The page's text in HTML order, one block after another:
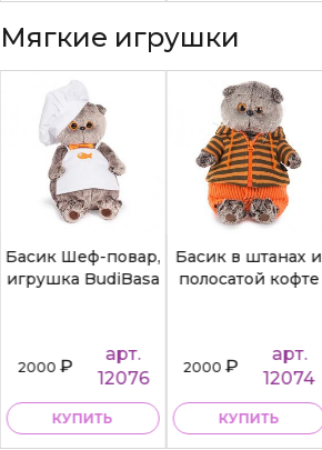
Мягкие игрушки
Басик Шеф-повар,
игрушка BudiBasa
2000₽
арт.
12076
КУПИТЬ
Басик в штанах и
полосатой кофте
2000₽
арт.
12074
КУПИТЬ